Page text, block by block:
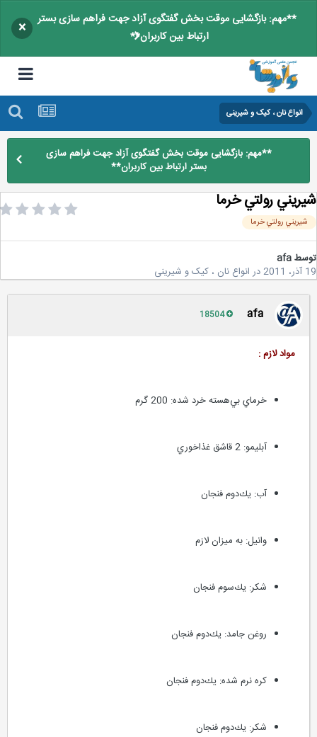
**مهم: بازگشایی موقت بخش گفتگوی آزاد جهت فراهم سازی بستر
ارتباط بین کاربران**
×
انواع نان ، کیک و شیرینی
**مهم: بازگشایی موقت بخش گفتگوی آزاد جهت فراهم سازی
بستر ارتباط بین کاربران**
رولتي خرما
رولتي خرما
afa
درانواع نان ، کیک و شیرینی
afa
مواد لازم :
خرماي بي‌هسته خرد شده: 200 گرم
آبليمو: 2 قاشق غذاخوري
آب: يك‌دوم فنجان
وانيل: به ميزان لازم
شكر: يك‌سوم فنجان
روغن جامد: يك‌دوم فنجان
كره نرم شده: يك‌دوم فنجان
شكر: يك‌دوم فنجان